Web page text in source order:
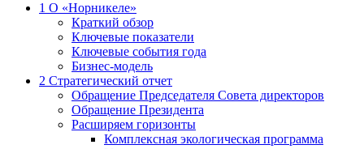
1 О «Норникеле»
Краткий обзор
Ключевые показатели
Ключевые события года
Бизнес-модель
2 Стратегический отчет
Обращение Председателя Совета директоров
Обращение Президента
Расширяем горизонты
Комплексная экологическая программа